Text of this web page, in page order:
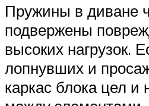
Пружины в диване
подвержены
высоких нагрузок.
лопнувших и
каркас блока цел и